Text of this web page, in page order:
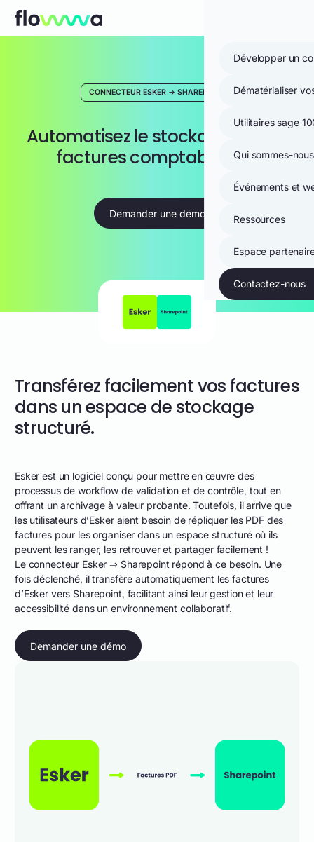
Développer un
Dématérialiser
Utilitaires sage
Qui sommes-
Événements et
Ressources
Espace
Contactez-nous
CONNECTEUR ESKER -> SHAREPOINT
Automatisez le stockage de vos
factures comptabilisées
Demander une démo
Transférez facilement vos factures
dans un espace de stockage
structuré.
Esker est un logiciel conçu pour mettre en œuvre des
processus de workflow de validation et de contrôle, tout en
offrant un archivage à valeur probante. Toutefois, il arrive que
les utilisateurs d’Esker aient besoin de répliquer les PDF des
factures pour les organiser dans un espace structuré où ils
peuvent les ranger, les retrouver et partager facilement !
Le connecteur Esker ⇒ Sharepoint répond à ce besoin. Une
fois déclenché, il transfère automatiquement les factures
d’Esker vers Sharepoint, facilitant ainsi leur gestion et leur
accessibilité dans un environnement collaboratif.
Demander une démo
Prénom*
Nom*
Téléphone
E-mail*
Raison sociale*
Message*